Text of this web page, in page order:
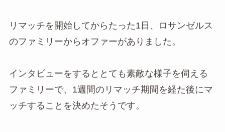
リマッチを開始してからたった1日、ロサンゼルス
のファミリーからオファーがありました。
インタビューをするととても素敵な様子を伺える
ファミリーで、1週間のリマッチ期間を経た後にマ
ッチすることを決めたそうです。